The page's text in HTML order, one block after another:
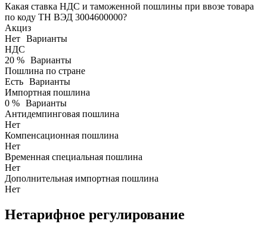
Какая ставка НДС и таможенной пошлины при ввозе товара
по коду ТН ВЭД 3004600000?
Акциз
Нет Варианты
НДС
20 % Варианты
Пошлина по стране
Есть Варианты
Импортная пошлина
0 % Варианты
Антидемпинговая пошлина
Нет
Компенсационная пошлина
Нет
Временная специальная пошлина
Нет
Дополнительная импортная пошлина
Нет
Нетарифное регулирование